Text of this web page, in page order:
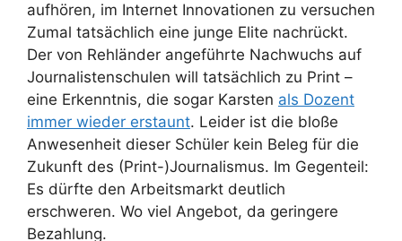
aufhören, im Internet Innovationen zu versuchen
Zumal tatsächlich eine junge Elite nachrückt.
Der von Rehländer angeführte Nachwuchs auf
Journalistenschulen will tatsächlich zu Print –
eine Erkenntnis, die sogar Karsten als Dozent
immer wieder erstaunt. Leider ist die bloße
Anwesenheit dieser Schüler kein Beleg für die
Zukunft des (Print-)Journalismus. Im Gegenteil:
Es dürfte den Arbeitsmarkt deutlich
erschweren. Wo viel Angebot, da geringere
Bezahlung.